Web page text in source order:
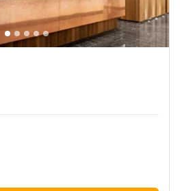
Building, Amsterdam Zuid